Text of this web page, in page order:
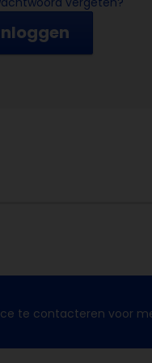
te contacteren voor